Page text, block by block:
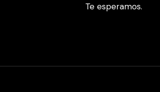
Te esperamos.